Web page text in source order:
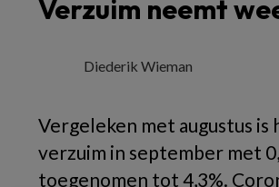
Verzuim neemt
Diederik Wieman
Vergeleken met augustus is
verzuim in september met
toegenomen tot 4,3%.